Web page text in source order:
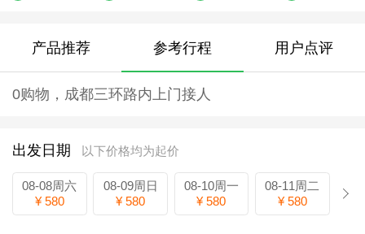
产品推荐 参考行程 用户点评
0购物，成都三环路内上门接人
出发日期 以下价格均为起价
08-08周六
¥ 580
08-09周日
¥ 580
08-10周一
¥ 580
08-11周二
¥ 580